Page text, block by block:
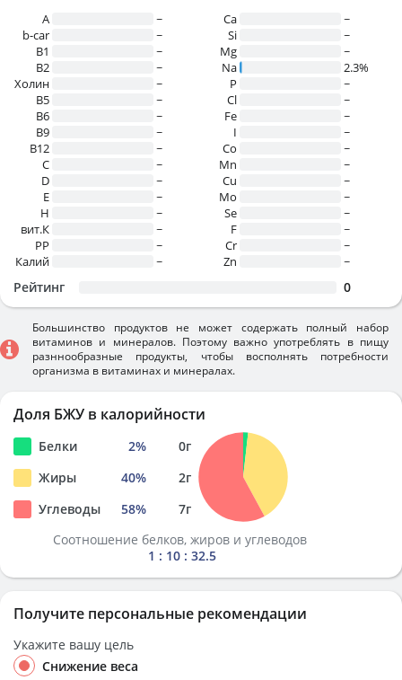
A
~
b-car
~
В1
~
B2
~
Холин
~
B5
~
B6
~
B9
~
B12
~
C
~
D
~
E
~
H
~
вит.К
~
PP
~
Калий
~
Ca
~
Si
~
Mg
~
Na
2.3%
P
~
Cl
~
Fe
~
I
~
Co
~
Mn
~
Cu
~
Mo
~
Se
~
F
~
Cr
~
Zn
~
Рейтинг 0
Большинство продуктов не может содержать полный набор
витаминов и минералов. Поэтому важно употреблять в пищу
разннообразные продукты, чтобы восполнять потребности
организма в витаминах и минералах.
Доля БЖУ в калорийности
Белки 2% 0г
Жиры
40% 2г
Углеводы
58% 7г
Соотношение белков, жиров и углеводов
1 : 10 : 32.5
Получите персональные рекомендации
Укажите вашу цель
Снижение веса